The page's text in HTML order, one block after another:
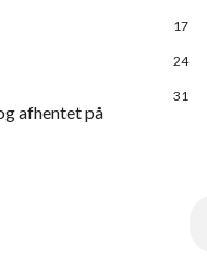
afhentet på
17
24
31